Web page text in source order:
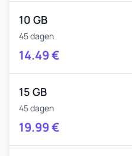
10 GB
45 dagen
14.49€
15 GB
45 dagen
19.99€